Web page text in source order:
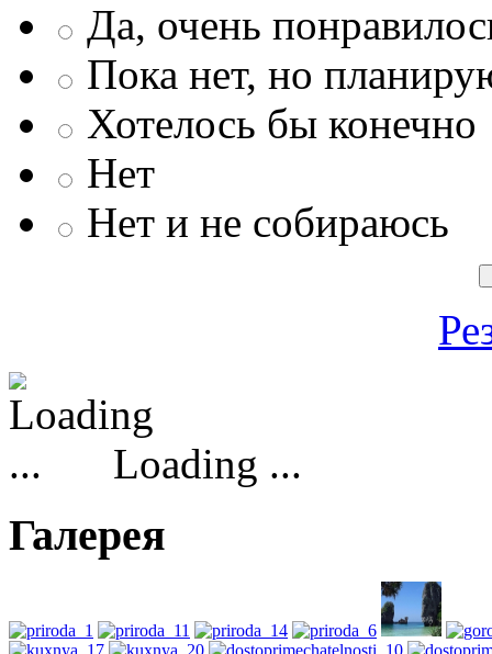
Да, очень
Пока нет, но
Хотелось бы конечно
Нет
Нет и не собираюсь
Loading ...
Галерея